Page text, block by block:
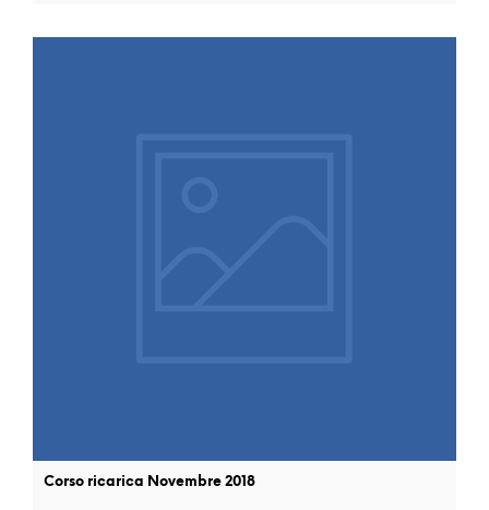
Corso ricarica Novembre 2018